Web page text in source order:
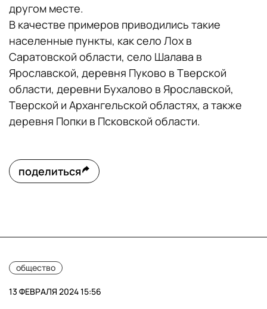
другом месте.
В качестве примеров приводились такие
населенные пункты, как село Лох в
Саратовской области, село Шалава в
Ярославской, деревня Пуково в Тверской
области, деревни Бухалово в Ярославской,
Тверской и Архангельской областях, а также
деревня Попки в Псковской области.
поделиться
общество
13 ФЕВРАЛЯ 2024 15:56